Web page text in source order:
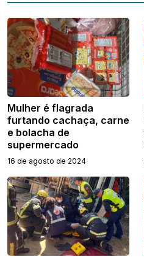
Mulher é flagrada
furtando cachaça, carne
e bolacha de
supermercado
16 de agosto de 2024